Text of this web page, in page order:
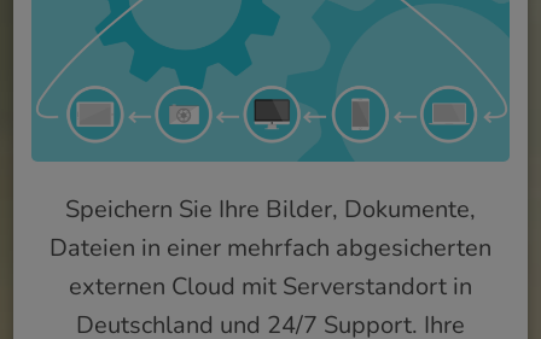
Speichern Sie Ihre Bilder, Dokumente,
Dateien in einer mehrfach abgesicherten
externen Cloud mit Serverstandort in
Deutschland und 24/7 Support. Ihre